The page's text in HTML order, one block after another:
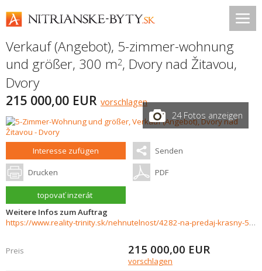
Verkauf (Angebot), 5-zimmer-wohnung
und größer, 300 m2, Dvory nad Žitavou,
Dvory
215 000,00 EUR vorschlagen
24 Fotos anzeigen
Interesse zufügen Senden
Drucken PDF
topovať inzerát
Weitere Infos zum Auftrag
https://www.reality-trinity.sk/nehnutelnost/4282-na-predaj-krasny-5-izbovy-poschodovy-rodinny-dom-v-obci-dvory-nad-zitavou
Preis 215 000,00 EUR
vorschlagen